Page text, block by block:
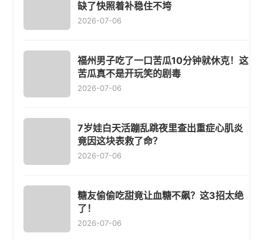
缺了快照着补稳住不垮
2026-07-06
福州男子吃了一口苦瓜10分钟就休克！这
苦瓜真不是开玩笑的剧毒
2026-07-06
7岁娃白天活蹦乱跳夜里查出重症心肌炎
竟因这块表救了命？
2026-07-06
糖友偷偷吃甜竟让血糖不飙？这3招太绝
了！
2026-07-06